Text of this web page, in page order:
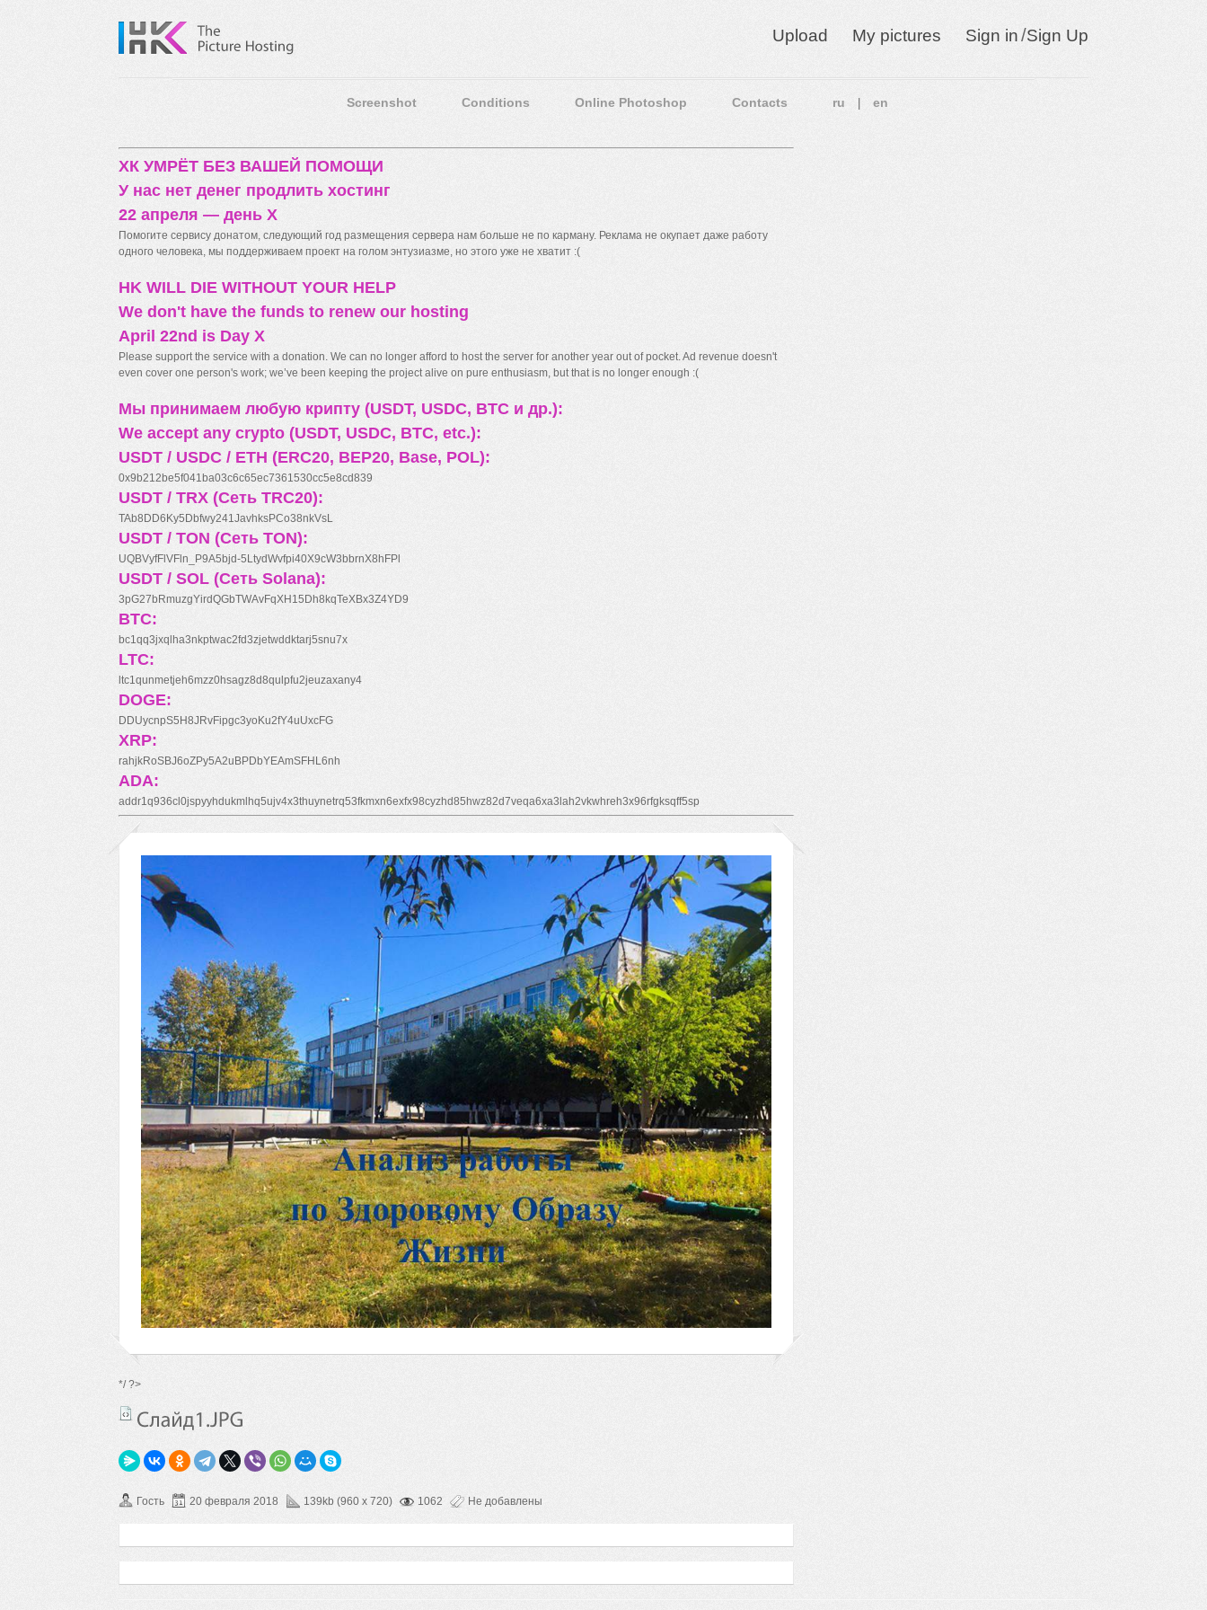
Upload My pictures Sign in/Sign Up
Screenshot Conditions Online Photoshop Contacts ru en
ХК УМРЁТ БЕЗ ВАШЕЙ ПОМОЩИ
У нас нет денег продлить хостинг
22 апреля — день X
Помогите сервису донатом, следующий год размещения сервера нам больше не по карману. Реклама не окупает даже работу
одного человека, мы поддерживаем проект на голом энтузиазме, но этого уже не хватит :(
HK WILL DIE WITHOUT YOUR HELP
We don't have the funds to renew our hosting
April 22nd is Day X
Please support the service with a donation. We can no longer afford to host the server for another year out of pocket. Ad revenue doesn't
even cover one person's work; we’ve been keeping the project alive on pure enthusiasm, but that is no longer enough :(
Мы принимаем любую крипту (USDT, USDC, BTC и др.):
We accept any crypto (USDT, USDC, BTC, etc.):
USDT / USDC / ETH (ERC20, BEP20, Base, POL):
0x9b212be5f041ba03c6c65ec7361530cc5e8cd839
USDT / TRX (Сеть TRC20):
TAb8DD6Ky5Dbfwy241JavhksPCo38nkVsL
USDT / TON (Сеть TON):
UQBVyfFlVFln_P9A5bjd-5LtydWvfpi40X9cW3bbrnX8hFPl
USDT / SOL (Сеть Solana):
3pG27bRmuzgYirdQGbTWAvFqXH15Dh8kqTeXBx3Z4YD9
BTC:
bc1qq3jxqlha3nkptwac2fd3zjetwddktarj5snu7x
LTC:
ltc1qunmetjeh6mzz0hsagz8d8qulpfu2jeuzaxany4
DOGE:
DDUycnpS5H8JRvFipgc3yoKu2fY4uUxcFG
XRP:
rahjkRoSBJ6oZPy5A2uBPDbYEAmSFHL6nh
ADA:
addr1q936cl0jspyyhdukmlhq5ujv4x3thuynetrq53fkmxn6exfx98cyzhd85hwz82d7veqa6xa3lah2vkwhreh3x96rfgksqff5sp
*/ ?>
Гость 20 февраля 2018 139kb (960 x 720) 1062 Не добавлены